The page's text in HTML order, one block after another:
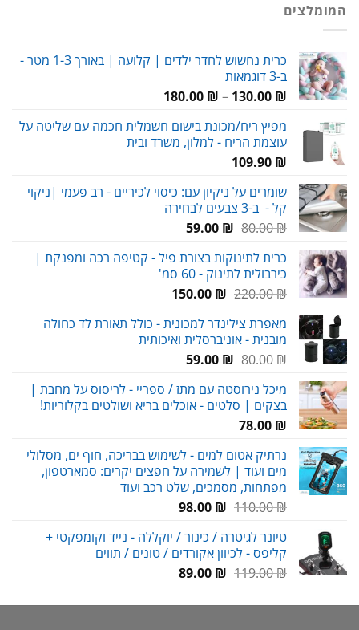
המומלצים
כרית נחשוש לחדר ילדים | קלועה | באורך 1-3 מטר -
ב-3 דוגמאות
130.00 ₪
–
180.00 ₪
עד
מפיץ ריח/מכונת בישום חשמלית חכמה עם שליטה על
עוצמת הריח - למלון, משרד ובית
109.90 ₪
שומרים על ניקיון עם: כיסוי לכיריים - רב פעמי |ניקוי
קל - ב-3 צבעים לבחירה
80.00₪
המחיר
היה:
80.00 ₪.
59.00 ₪
המחיר
הוא:
59.00 ₪.
כרית לתינוקות בצורת פיל - קטיפה רכה ומפנקת |
כירבולית לתינוק - 60 סמ'
220.00₪
המחיר
היה:
220.00 ₪.
150.00 ₪
המחיר
הוא:
150.00 ₪.
מאפרת צילינדר למכונית - כולל תאורת לד כחולה
מובנית - אוניברסלית ואיכותית
80.00₪
המחיר
היה:
80.00 ₪.
59.00 ₪
המחיר
הוא:
59.00 ₪.
מיכל נירוסטה עם מתז / ספריי - לריסוס על מחבת |
בצקים | סלטים - אוכלים בריא ושולטים בקלוריות!
78.00 ₪
נרתיק אטום למים - לשימוש בבריכה, חוף ים, מסלולי
מים ועוד | לשמירה על חפצים יקרים: סמארטפון,
מפתחות, מסמכים, שלט רכב ועוד
110.00₪
המחיר
היה:
110.00 ₪.
98.00 ₪
המחיר
הוא:
98.00 ₪.
טיונר לגיטרה / כינור / יוקללה - נייד וקומפקטי +
קליפס - לכיוון אקורדים / טונים / תווים
119.00₪
המחיר
היה:
89.00 ₪
המחיר
הוא: